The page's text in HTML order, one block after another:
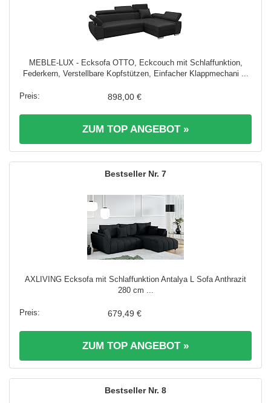
MEBLE-LUX - Ecksofa OTTO, Eckcouch mit Schlaffunktion,
Federkern, Verstellbare Kopfstützen, Einfacher Klappmechani ...
898,00 €
ZUM TOP ANGEBOT »
7
AXLIVING Ecksofa mit Schlaffunktion Antalya L Sofa Anthrazit
280 cm ...
679,49 €
ZUM TOP ANGEBOT »
8